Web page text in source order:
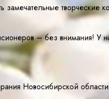
творческие
– без внимания! У
Новосибирской